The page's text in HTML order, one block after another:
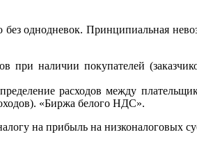
без однодневок. Принципиальная
при наличии покупателей
расходов между
«Биржа белого НДС».
на прибыль на низконалоговых